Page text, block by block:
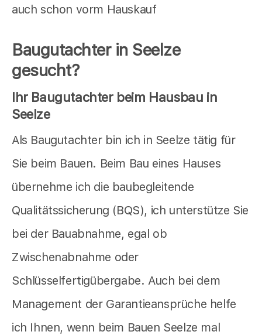
auch schon vorm Hauskauf
Baugutachter in Seelze
gesucht?
Ihr Baugutachter beim Hausbau in
Seelze
Als Baugutachter bin ich in Seelze tätig für
Sie beim Bauen. Beim Bau eines Hauses
übernehme ich die baubegleitende
Qualitätssicherung (BQS), ich unterstütze Sie
bei der Bauabnahme, egal ob
Zwischenabnahme oder
Schlüsselfertigübergabe. Auch bei dem
Management der Garantieansprüche helfe
ich Ihnen, wenn beim Bauen Seelze mal